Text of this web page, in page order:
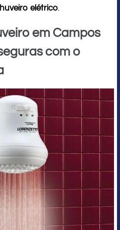
elétrico.
em Campos
com o